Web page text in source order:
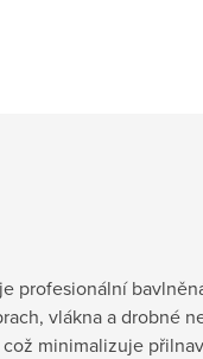
profesionální
vlákna a drobné
minimalizuje